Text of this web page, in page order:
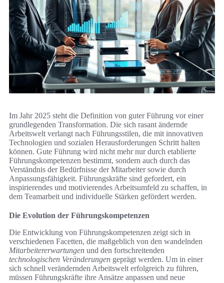
Im Jahr 2025 steht die Definition von guter Führung vor einer
grundlegenden Transformation. Die sich rasant ändernde
Arbeitswelt verlangt nach Führungsstilen, die mit innovativen
Technologien und sozialen Herausforderungen Schritt halten
können. Gute Führung wird nicht mehr nur durch etablierte
Führungskompetenzen bestimmt, sondern auch durch das
Verständnis der Bedürfnisse der Mitarbeiter sowie durch
Anpassungsfähigkeit. Führungskräfte sind gefordert, ein
inspirierendes und motivierendes Arbeitsumfeld zu schaffen, in
dem Teamarbeit und individuelle Stärken gefördert werden.
Die Evolution der Führungskompetenzen
Die Entwicklung von Führungskompetenzen zeigt sich in
verschiedenen Facetten, die maßgeblich von den wandelnden
Mitarbeitererwartungen und den fortschreitenden
technologischen Veränderungen geprägt werden. Um in einer
sich schnell verändernden Arbeitswelt erfolgreich zu führen,
müssen Führungskräfte ihre Ansätze anpassen und neue